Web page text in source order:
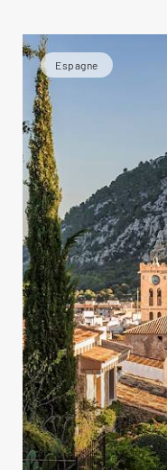
Espagne